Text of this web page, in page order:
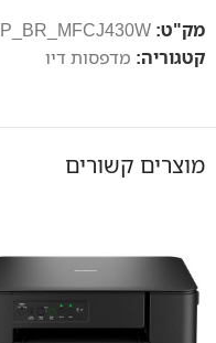
מק"ט: P_BR_MFCJ430W
קטגוריה: מדפסות דיו
מוצרים קשורים